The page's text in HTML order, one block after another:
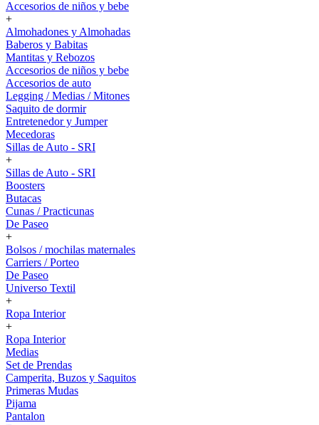
Accesorios de niños y bebe
+
Almohadones y Almohadas
Baberos y Babitas
Mantitas y Rebozos
Accesorios de niños y bebe
Accesorios de auto
Legging / Medias / Mitones
Saquito de dormir
Entretenedor y Jumper
Mecedoras
Sillas de Auto - SRI
+
Sillas de Auto - SRI
Boosters
Butacas
Cunas / Practicunas
De Paseo
+
Bolsos / mochilas maternales
Carriers / Porteo
De Paseo
Universo Textil
+
Ropa Interior
+
Ropa Interior
Medias
Set de Prendas
Camperita, Buzos y Saquitos
Primeras Mudas
Pijama
Pantalon